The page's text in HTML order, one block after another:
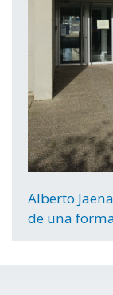
Alberto
de una